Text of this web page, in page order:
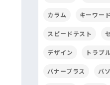
カラム キーワード
スピードテスト
デザイン トラブ
バナープラス パ